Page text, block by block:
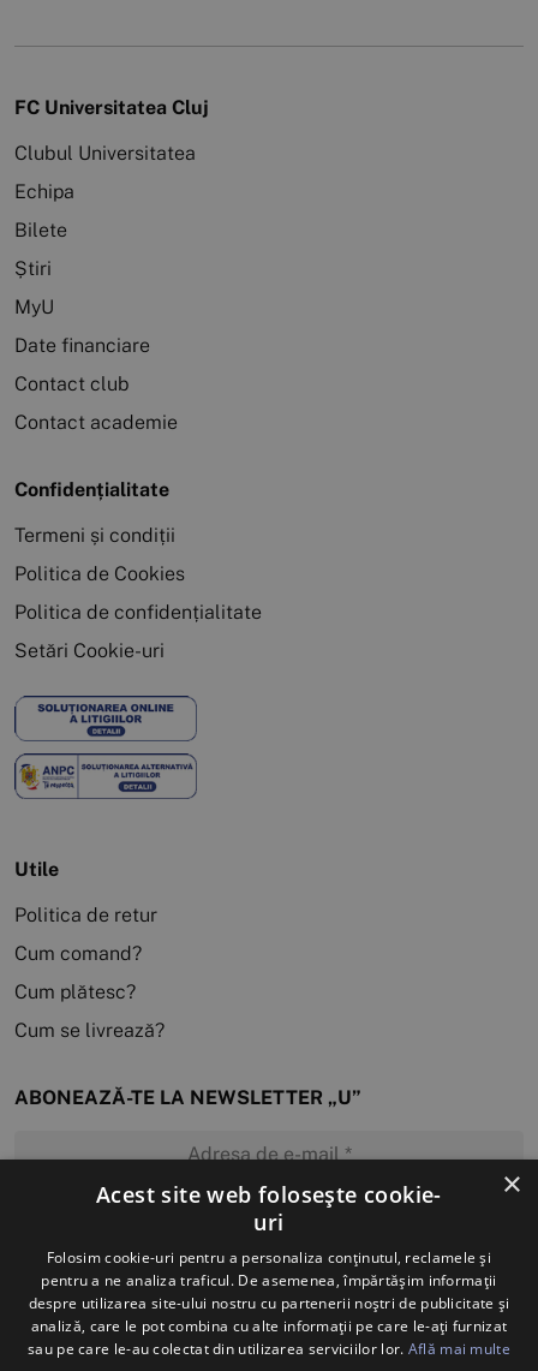
FC Universitatea Cluj
Clubul Universitatea
Echipa
Bilete
Știri
MyU
Date financiare
Contact club
Contact academie
Confidențialitate
Termeni și condiții
Politica de Cookies
Politica de confidențialitate
Setări Cookie-uri
Utile
Politica de retur
Cum comand?
Cum plătesc?
Cum se livrează?
ABONEAZĂ-TE LA NEWSLETTER „U”
MĂ ABONEZ
×
Acest site web folosește cookie-
uri
Folosim cookie-uri pentru a personaliza conținutul, reclamele și
pentru a ne analiza traficul. De asemenea, împărtășim informații
despre utilizarea site-ului nostru cu partenerii noștri de publicitate și
analiză, care le pot combina cu alte informații pe care le-ați furnizat
sau pe care le-au colectat din utilizarea serviciilor lor. Află mai multe